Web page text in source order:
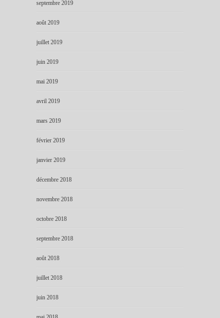
septembre 2019
août 2019
juillet 2019
juin 2019
mai 2019
avril 2019
mars 2019
février 2019
janvier 2019
décembre 2018
novembre 2018
octobre 2018
septembre 2018
août 2018
juillet 2018
juin 2018